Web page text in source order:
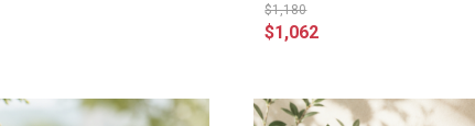
$1,180
$1,062